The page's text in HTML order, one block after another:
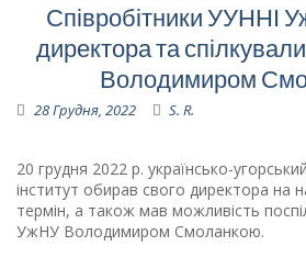
Співробітники УУННІ
директора та
Володимиром
28 Грудня, 2022 S. R.
20 грудня 2022 р. українсько-
інститут обирав свого директора на
термін, а також мав можливість
УжНУ Володимиром Смоланкою.